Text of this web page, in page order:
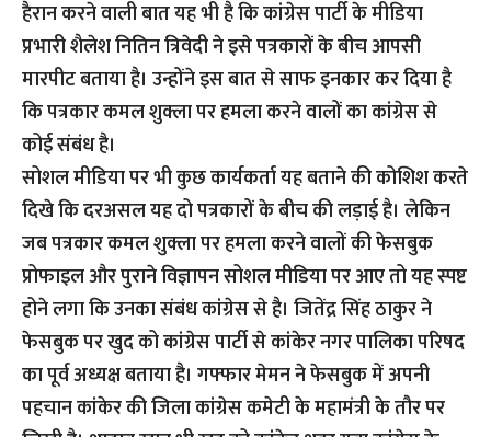
हैरान करने वाली बात यह भी है कि कांग्रेस पार्टी के मीडिया
प्रभारी शैलेश नितिन त्रिवेदी ने इसे पत्रकारों के बीच आपसी
मारपीट बताया है। उन्होंने इस बात से साफ इनकार कर दिया है
कि पत्रकार कमल शुक्ला पर हमला करने वालों का कांग्रेस से
कोई संबंध है।
सोशल मीडिया पर भी कुछ कार्यकर्ता यह बताने की कोशिश करते
दिखे कि दरअसल यह दो पत्रकारों के बीच की लड़ाई है। लेकिन
जब पत्रकार कमल शुक्ला पर हमला करने वालों की फेसबुक
प्रोफाइल और पुराने विज्ञापन सोशल मीडिया पर आए तो यह स्पष्ट
होने लगा कि उनका संबंध कांग्रेस से है। जितेंद्र सिंह ठाकुर ने
फेसबुक पर खुद को कांग्रेस पार्टी से कांकेर नगर पालिका परिषद
का पूर्व अध्यक्ष बताया है। गफ्फार मेमन ने फेसबुक में अपनी
पहचान कांकेर की जिला कांग्रेस कमेटी के महामंत्री के तौर पर